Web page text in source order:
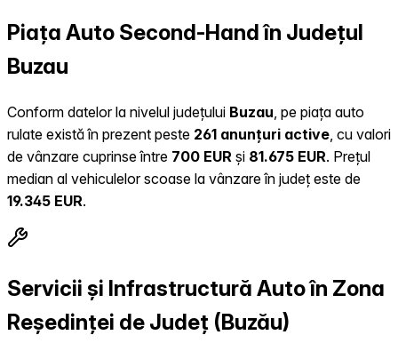
Piața Auto Second-Hand în Județul
Buzau
Conform datelor la nivelul județului Buzau , pe piața auto
rulate există în prezent peste 261 anunțuri active , cu valori
de vânzare cuprinse între 700 EUR și 81.675 EUR. Prețul
median al vehiculelor scoase la vânzare în județ este de
19.345 EUR.
Servicii și Infrastructură Auto în Zona
Reședinței de Județ (Buzău)